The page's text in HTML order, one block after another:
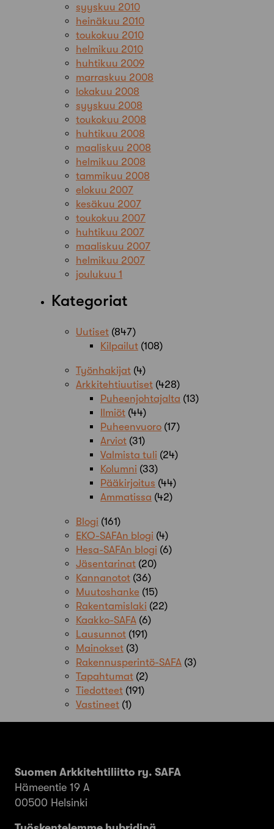
syyskuu 2010
heinäkuu 2010
toukokuu 2010
helmikuu 2010
huhtikuu 2009
marraskuu 2008
lokakuu 2008
syyskuu 2008
toukokuu 2008
huhtikuu 2008
maaliskuu 2008
helmikuu 2008
tammikuu 2008
elokuu 2007
kesäkuu 2007
toukokuu 2007
huhtikuu 2007
maaliskuu 2007
helmikuu 2007
joulukuu 1
Kategoriat
Uutiset (847)
Kilpailut (108)
Työnhakijat (4)
Arkkitehtiuutiset (428)
Puheenjohtajalta (13)
Ilmiöt (44)
Puheenvuoro (17)
Arviot (31)
Valmista tuli (24)
Kolumni (33)
Pääkirjoitus (44)
Ammatissa (42)
Blogi (161)
EKO-SAFAn blogi (4)
Hesa-SAFAn blogi (6)
Jäsentarinat (20)
Kannanotot (36)
Muutoshanke (15)
Rakentamislaki (22)
Kaakko-SAFA (6)
Lausunnot (191)
Mainokset (3)
Rakennusperintö-SAFA (3)
Tapahtumat (2)
Tiedotteet (191)
Vastineet (1)
Suomen Arkkitehtiliitto ry. SAFA
Hämeentie 19 A
00500 Helsinki